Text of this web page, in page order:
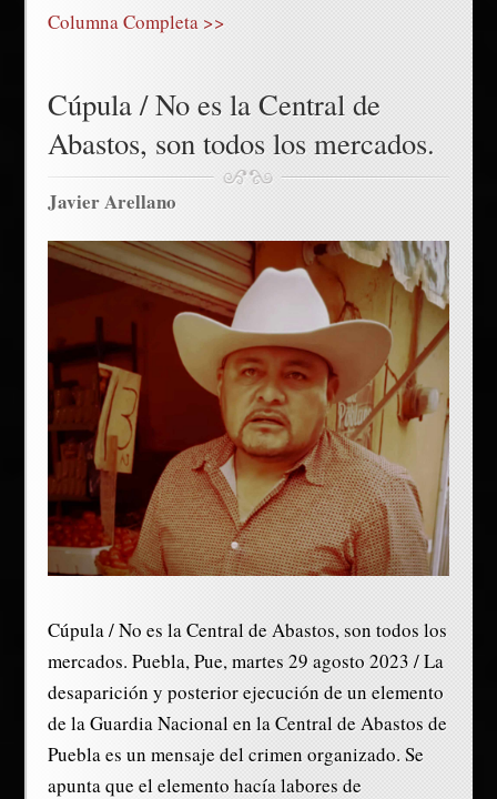
Columna Completa >>
Cúpula / No es la Central de
Abastos, son todos los mercados.
Javier Arellano
Cúpula / No es la Central de Abastos, son todos los
mercados. Puebla, Pue, martes 29 agosto 2023 / La
desaparición y posterior ejecución de un elemento
de la Guardia Nacional en la Central de Abastos de
Puebla es un mensaje del crimen organizado. Se
apunta que el elemento hacía labores de